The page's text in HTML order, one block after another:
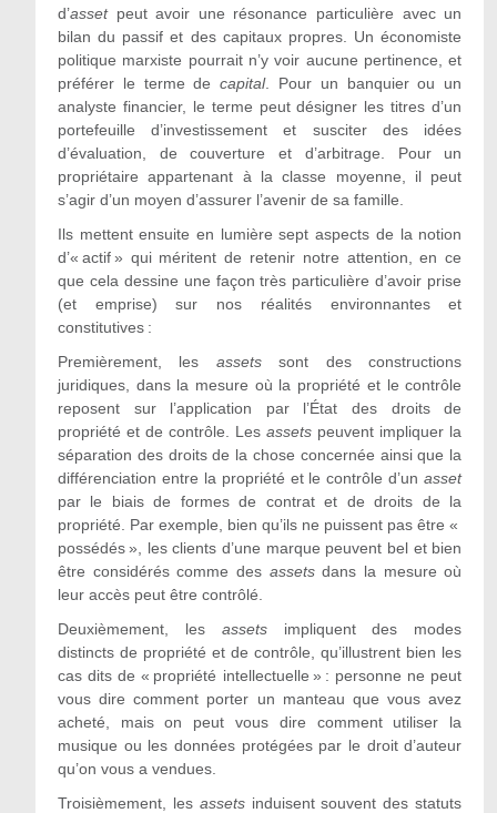
d’assetpeut avoir une résonance particulière avec un
bilan du passif et des capitaux propres. Un économiste
politique marxiste pourrait n’y voir aucune pertinence, et
préférer le terme decapital. Pour un banquier ou un
analyste financier, le terme peut désigner les titres d’un
portefeuille d’investissement et susciter des idées
d’évaluation, de couverture et d’arbitrage. Pour un
propriétaire appartenant à la classe moyenne, il peut
s’agir d’un moyen d’assurer l’avenir de sa famille.
Ils mettent ensuite en lumière sept aspects de la notion
d’« actif » qui méritent de retenir notre attention, en ce
que cela dessine une façon très particulière d’avoir prise
(et emprise) sur nos réalités environnantes et
constitutives :
Premièrement, les assetssont des constructions
juridiques, dans la mesure où la propriété et le contrôle
reposent sur l’application par l’État des droits de
propriété et de contrôle. Lesassets peuvent impliquer la
séparation des droits de la chose concernée ainsi que la
différenciation entre la propriété et le contrôle d’unasset
par le biais de formes de contrat et de droits de la
propriété. Par exemple, bien qu’ils ne puissent pas être «
possédés », les clients d’une marque peuvent bel et bien
être considérés comme des assetsdans la mesure où
leur accès peut être contrôlé.
Deuxièmement, les assetsimpliquent des modes
distincts de propriété et de contrôle, qu’illustrent bien les
cas dits de « propriété intellectuelle » : personne ne peut
vous dire comment porter un manteau que vous avez
acheté, mais on peut vous dire comment utiliser la
musique ou les données protégées par le droit d’auteur
qu’on vous a vendues.
Troisièmement, les assetsinduisent souvent des statuts